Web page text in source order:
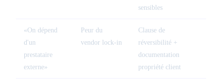
sensibles
«On dépend
d'un
prestataire
externe»
Peur du
vendor lock-in
Clause de
réversibilité +
documentation
propriété client